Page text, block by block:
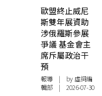
歐盟終止威尼
斯雙年展資助
涉俄羅斯參展
爭議 基金會主
席斥屬政治干
預
報導 | by 虛詞編
輯部 | 2026-07-30